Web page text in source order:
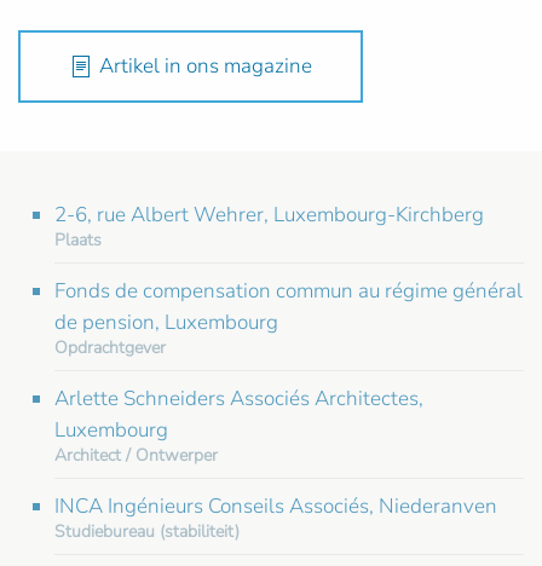
Artikel in ons magazine
2-6, rue Albert Wehrer, Luxembourg-Kirchberg
Plaats
Fonds de compensation commun au régime général
de pension, Luxembourg
Opdrachtgever
Arlette Schneiders Associés Architectes,
Luxembourg
Architect / Ontwerper
INCA Ingénieurs Conseils Associés, Niederanven
Studiebureau (stabiliteit)